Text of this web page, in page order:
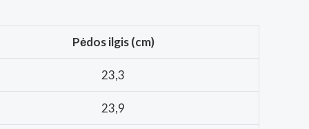
Pėdos ilgis (cm)
23,3
23,9